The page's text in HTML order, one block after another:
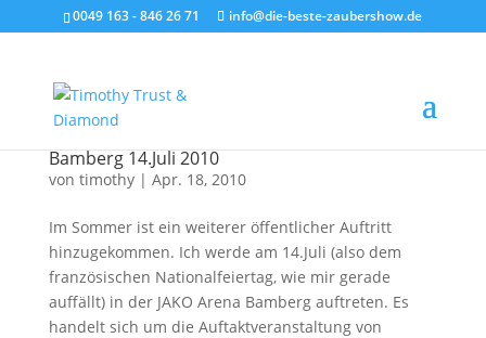
0049 163 - 846 26 71 info@die-beste-zaubershow.de
Bamberg 14.Juli 2010
von timothy| Apr. 18, 2010
Im Sommer ist ein weiterer öffentlicher Auftritt
hinzugekommen. Ich werde am 14.Juli (also dem
französischen Nationalfeiertag, wie mir gerade
auffällt) in der JAKO Arena Bamberg auftreten. Es
handelt sich um die Auftaktveranstaltung von